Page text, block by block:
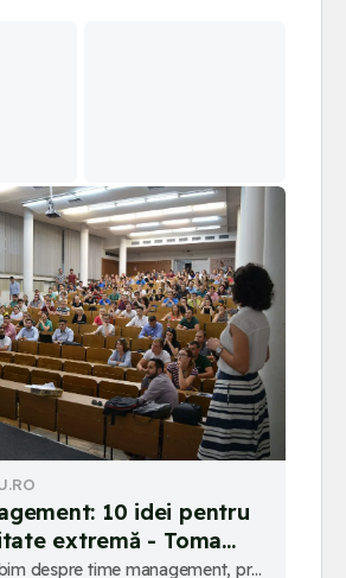
10 idei pentru
extremă - Toma
Înainte să vorbim despre time management, productivitate și altele de genul, vreau să-ți ofer puțin context despre mine, să nu crezi că vorbesc doar din teorie. Prima responsabilitate pe care o am e cea de antreprenor, fondator al unei agenții …